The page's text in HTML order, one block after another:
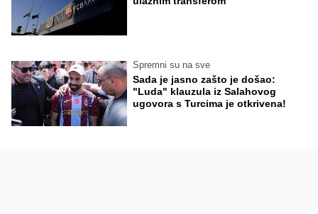
Spremni su na sve
Sada je jasno zašto je došao:
"Luda" klauzula iz Salahovog
ugovora s Turcima je otkrivena!